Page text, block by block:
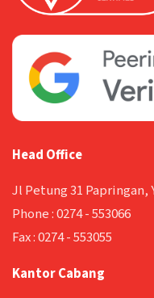
Head Office
Jl Petung 31 Papringan,
Phone :0274 - 553066
Fax :0274 - 553055
Kantor Cabang